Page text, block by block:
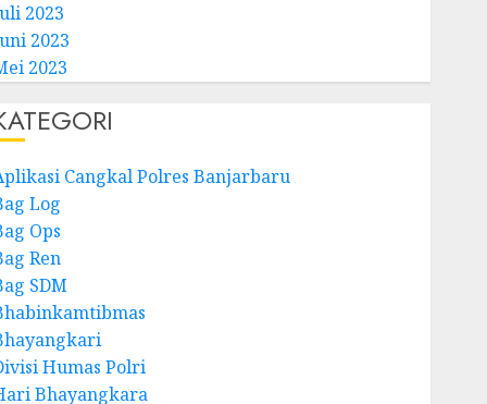
2023
2023
2023
Cangkal Polres Banjarbaru
Log
Ops
Ren
SDM
Humas Polri
Bhayangkara